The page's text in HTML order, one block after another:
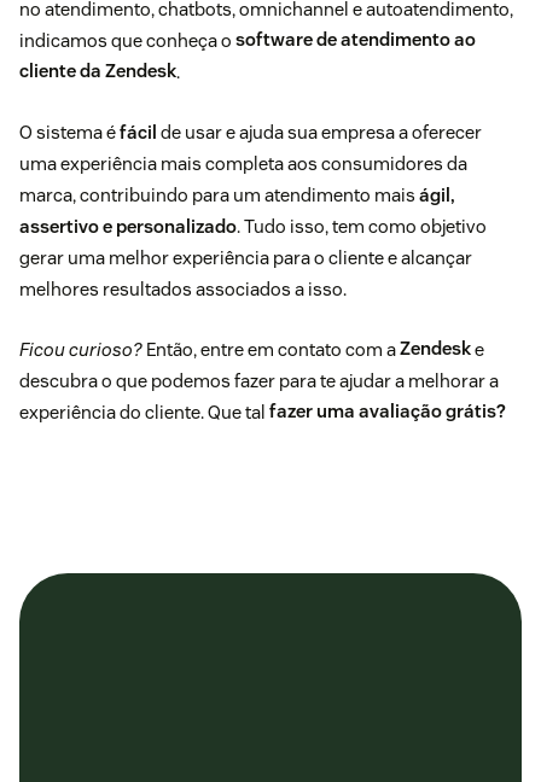
no atendimento, chatbots, omnichannel e autoatendimento,
indicamos que conheça o software de atendimento ao
cliente da Zendesk.
O sistema éfácil de usar e ajuda sua empresa a oferecer
uma experiência mais completa aos consumidores da
marca, contribuindo para um atendimento mais ágil,
assertivo e personalizado. Tudo isso, tem como objetivo
gerar uma melhor experiência para o cliente e alcançar
melhores resultados associados a isso.
Ficou curioso? Então, entre em contato com aZendeske
descubra o que podemos fazer para te ajudar a melhorar a
experiência do cliente. Que tal fazer uma avaliação grátis?